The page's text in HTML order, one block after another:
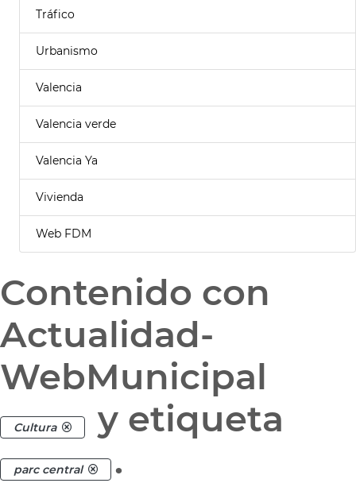
Tráfico
Urbanismo
Valencia
Valencia verde
Valencia Ya
Vivienda
Web FDM
Contenido con
Actualidad-
WebMunicipal
Cultura y etiqueta
parc central .